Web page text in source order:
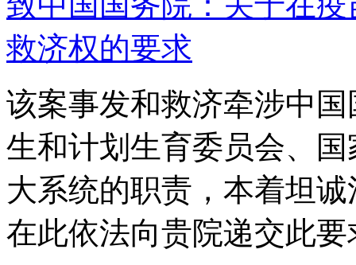
救济权的要求
该案事发和救济牵涉中
生和计划生育委员会、
大系统的职责，本着坦
在此依法向贵院递交此要